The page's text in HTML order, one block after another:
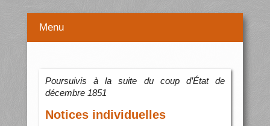
Menu
Poursuivis à la suite du coup d’État de
décembre 1851
Notices individuelles